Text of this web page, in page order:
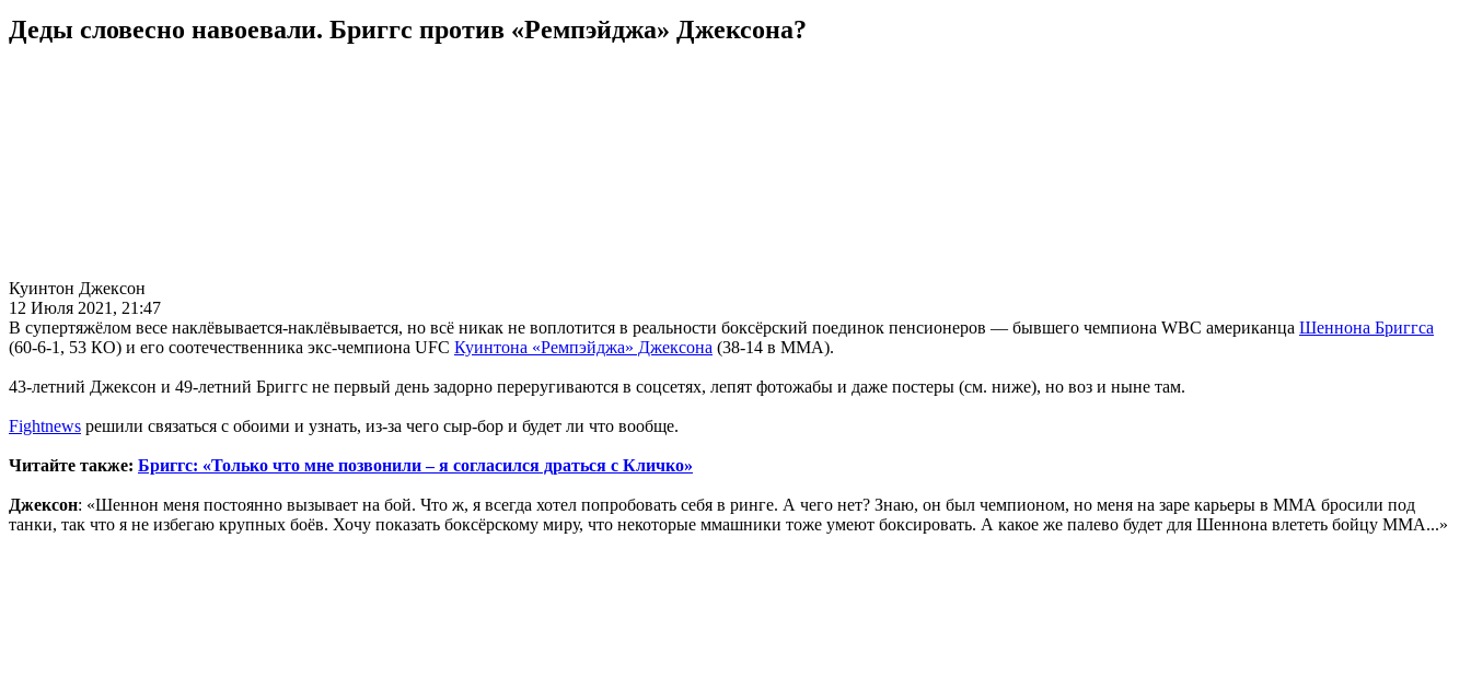
Деды словесно навоевали. Бриггс против «Ремпэйджа» Джексона?
Куинтон Джексон
12 Июля 2021, 21:47
В супертяжёлом весе наклёвывается-наклёвывается, но всё никак не воплотится в реальности боксёрский поединок пенсионеров — бывшего чемпиона WBC американца Шеннона Бриггса
(60-6-1, 53 КО) и его соотечественника экс-чемпиона UFC Куинтона «Ремпэйджа» Джексона (38-14 в ММА).
43-летний Джексон и 49-летний Бриггс не первый день задорно переругиваются в соцсетях, лепят фотожабы и даже постеры (см. ниже), но воз и ныне там.
Fightnews решили связаться с обоими и узнать, из-за чего сыр-бор и будет ли что вообще.
Читайте также: Бриггс: «Только что мне позвонили – я согласился драться с Кличко»
Джексон: «Шеннон меня постоянно вызывает на бой. Что ж, я всегда хотел попробовать себя в ринге. А чего нет? Знаю, он был чемпионом, но меня на заре карьеры в ММА бросили под
танки, так что я не избегаю крупных боёв. Хочу показать боксёрскому миру, что некоторые ммашники тоже умеют боксировать. А какое же палево будет для Шеннона влететь бойцу ММА...»